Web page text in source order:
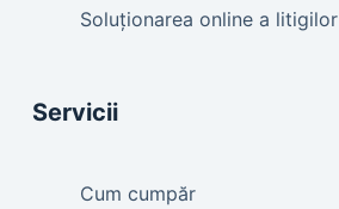
Soluționarea online a litigilor
Servicii
Cum cumpăr